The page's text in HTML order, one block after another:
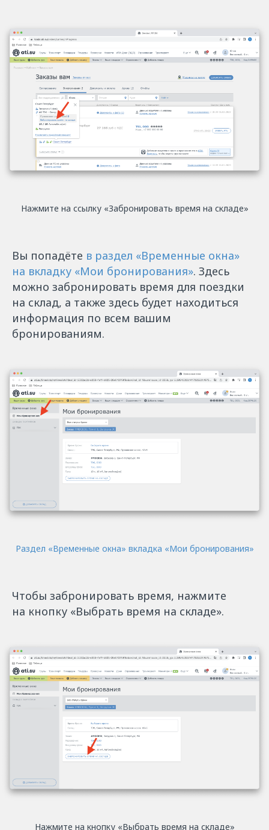
Нажмите на ссылку «‎Забронировать время на складе»
Вы попадёте в раздел «‎Временные окна»
на вкладку «‎Мои бронирования»‎. Здесь
можно забронировать время для поездки
на склад, а также здесь будет находиться
информация по всем вашим
бронированиям.
Раздел «‎Временные окна» ‎ вкладка «‎Мои бронирования»
Чтобы забронировать время, нажмите
на кнопку «‎Выбрать время на складе».
Нажмите на кнопку «‎Выбрать время на складе»